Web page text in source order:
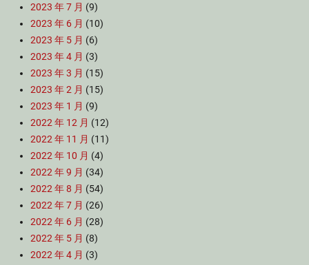
2023 年 7 月 (9)
2023 年 6 月 (10)
2023 年 5 月 (6)
2023 年 4 月 (3)
2023 年 3 月 (15)
2023 年 2 月 (15)
2023 年 1 月 (9)
2022 年 12 月 (12)
2022 年 11 月 (11)
2022 年 10 月 (4)
2022 年 9 月 (34)
2022 年 8 月 (54)
2022 年 7 月 (26)
2022 年 6 月 (28)
2022 年 5 月 (8)
2022 年 4 月 (3)